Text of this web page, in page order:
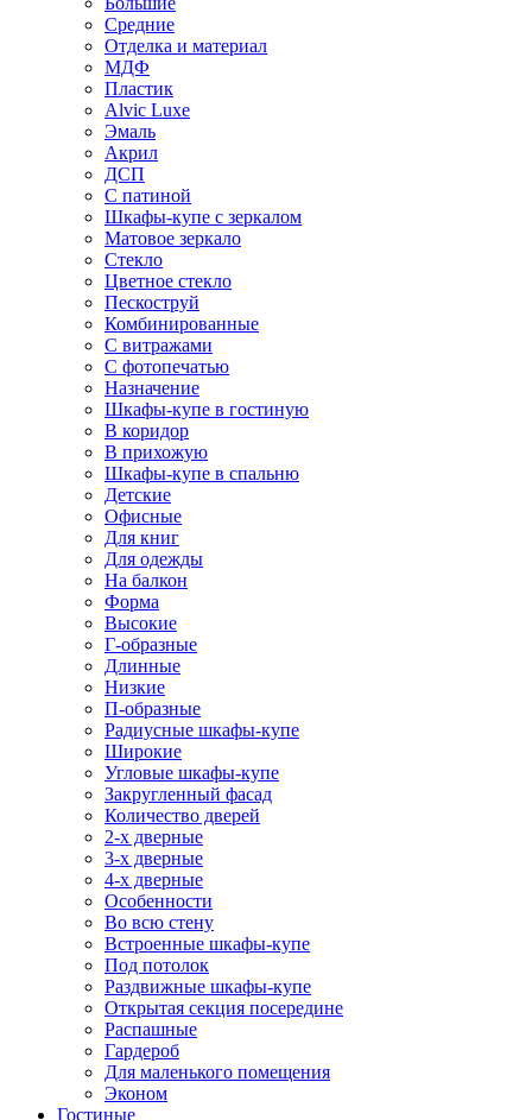
Средние
Отделка и материал
МДФ
Пластик
Alvic Luxe
Эмаль
Акрил
ДСП
С патиной
Шкафы-купе с зеркалом
Матовое зеркало
Стекло
Цветное стекло
Пескоструй
Комбинированные
С витражами
С фотопечатью
Назначение
Шкафы-купе в гостиную
В коридор
В прихожую
Шкафы-купе в спальню
Детские
Офисные
Для книг
Для одежды
На балкон
Форма
Высокие
Г-образные
Длинные
Низкие
П-образные
Радиусные шкафы-купе
Широкие
Угловые шкафы-купе
Закругленный фасад
Количество дверей
2-х дверные
3-х дверные
4-х дверные
Особенности
Во всю стену
Встроенные шкафы-купе
Под потолок
Раздвижные шкафы-купе
Открытая секция посередине
Распашные
Гардероб
Для маленького помещения
Эконом
Гостиные